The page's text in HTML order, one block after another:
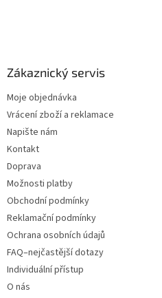
Zákaznický servis
Moje objednávka
Vrácení zboží a reklamace
Napište nám
Kontakt
Doprava
Možnosti platby
Obchodní podmínky
Reklamační podmínky
Ochrana osobních údajů
FAQ–nejčastější dotazy
Individuální přístup
O nás